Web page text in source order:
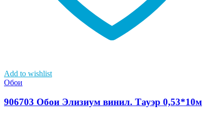
Add to wishlist
Обои
906703 Обои Элизиум винил. Тауэр 0,53*10м